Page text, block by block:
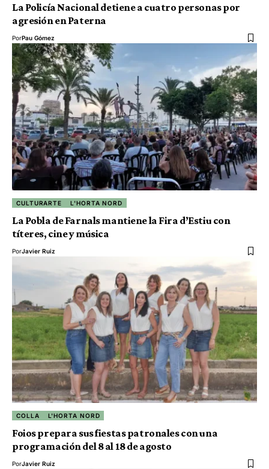
La Policía Nacional detiene a cuatro personas por
agresión en Paterna
PorPau Gómez
CULTURARTE L'HORTA NORD
La Pobla de Farnals mantiene la Fira d’Estiu con
títeres, cine y música
PorJavier Ruiz
COLLA L'HORTA NORD
Foios prepara sus fiestas patronales con una
programación del 8 al 18 de agosto
PorJavier Ruiz